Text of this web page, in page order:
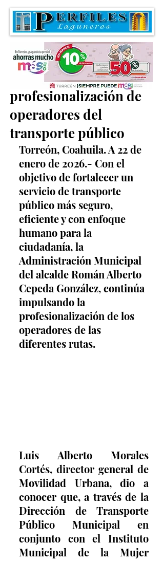
Impulsan la
profesionalización de
operadores del
transporte público
Torreón, Coahuila. A 22 de
enero de 2026.- Con el
objetivo de fortalecer un
servicio de transporte
público más seguro,
eficiente y con enfoque
humano para la
ciudadanía, la
Administración Municipal
del alcalde Román Alberto
Cepeda González, continúa
impulsando la
profesionalización de los
operadores de las
diferentes rutas.
Luis Alberto Morales
Cortés, director general de
Movilidad Urbana, dio a
conocer que, a través de la
Dirección de Transporte
Público Municipal en
conjunto con el Instituto
Municipal de la Mujer